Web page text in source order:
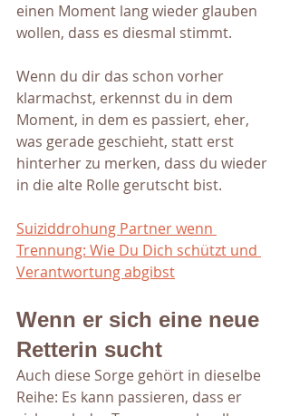
einen Moment lang wieder glauben
wollen, dass es diesmal stimmt.
Wenn du dir das schon vorher
klarmachst, erkennst du in dem
Moment, in dem es passiert, eher,
was gerade geschieht, statt erst
hinterher zu merken, dass du wieder
in die alte Rolle gerutscht bist.
Suiziddrohung Partner wenn
Trennung: Wie Du Dich schützt und
Verantwortung abgibst
Wenn er sich eine neue
Retterin sucht
Auch diese Sorge gehört in dieselbe
Reihe: Es kann passieren, dass er